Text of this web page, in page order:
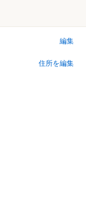
編集
住所を編集